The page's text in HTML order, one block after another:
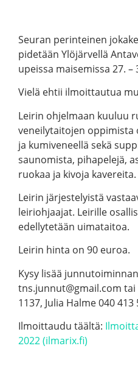
Seuran perinteinen
pidetään Ylöjärvellä
upeissa maisemissa 27. –
Vielä ehtii ilmoittautua
Leirin ohjelmaan kuuluu
veneilytaitojen
ja kumiveneellä sekä
saunomista, pihapelejä,
ruokaa ja kivoja kavereita.
Leirin järjestelyistä
leiriohjaajat. Leirille
edellytetään uimataitoa.
Leirin hinta on 90 euroa.
Kysy lisää
tns.junnut@gmail.com
1137, Julia Halme 040 413
Ilmoittaudu täältä:
2022 (ilmarix.fi)